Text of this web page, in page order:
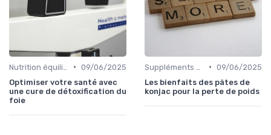
• 09/06/2025
Optimiser votre santé avec
une cure de détoxification du
foie
• 09/06/2025
Les bienfaits des pâtes de
konjac pour la perte de poids